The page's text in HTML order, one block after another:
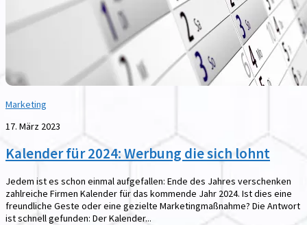
Marketing
17. März 2023
Kalender für 2024: Werbung die sich lohnt
Jedem ist es schon einmal aufgefallen: Ende des Jahres verschenken
zahlreiche Firmen Kalender für das kommende Jahr 2024. Ist dies eine
freundliche Geste oder eine gezielte Marketingmaßnahme? Die Antwort
ist schnell gefunden: Der Kalender...